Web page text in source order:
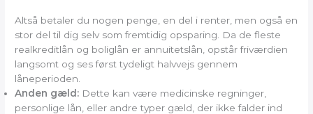
Altså betaler du nogen penge, en del i renter, men også en
stor del til dig selv som fremtidig opsparing. Da de fleste
realkreditlån og boliglån er annuitetslån, opstår friværdien
langsomt og ses først tydeligt halvvejs gennem
låneperioden.
Anden gæld: Dette kan være medicinske regninger,
personlige lån, eller andre typer gæld, der ikke falder ind